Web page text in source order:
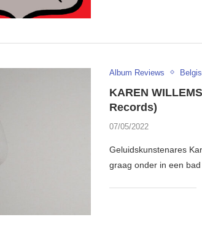
Album Reviews
KAREN
Records)
07/05/2022
Geluidskunstenares
graag onder in een